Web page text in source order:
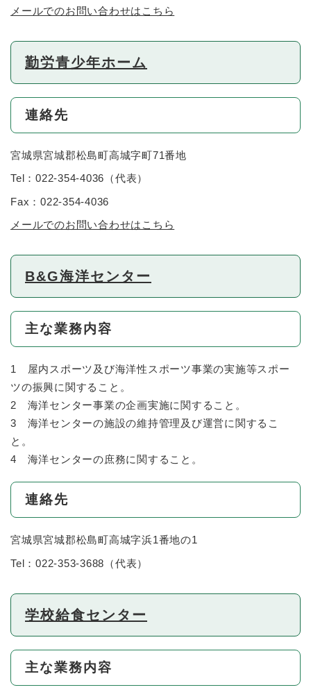
メールでのお問い合わせはこちら
勤労青少年ホーム
連絡先
宮城県宮城郡松島町高城字町71番地
Tel：022-354-4036 （代表）
Fax：022-354-4036
メールでのお問い合わせはこちら
B&G海洋センター
主な業務内容
1 屋内スポーツ及び海洋性スポーツ事業の実施等スポー
ツの振興に関すること。
2 海洋センター事業の企画実施に関すること。
3 海洋センターの施設の維持管理及び運営に関するこ
と。
4 海洋センターの庶務に関すること。
連絡先
宮城県宮城郡松島町高城字浜1番地の1
Tel：022-353-3688 （代表）
学校給食センター
主な業務内容